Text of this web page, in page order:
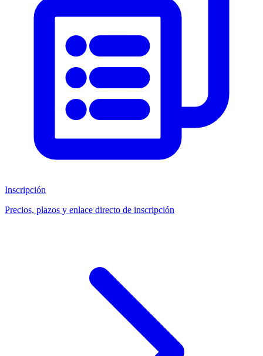
Inscripción
Precios, plazos y enlace directo de inscripción